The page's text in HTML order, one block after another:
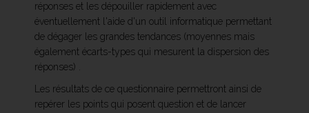
réponses et les dépouiller rapidement avec
éventuellement l'aide d'un outil informatique permettant
de dégager les grandes tendances (moyennes mais
également écarts-types qui mesurent la dispersion des
réponses) .
Les résultats de ce questionnaire permettront ainsi de
repérer les points qui posent question et de lancer